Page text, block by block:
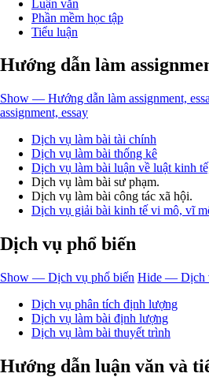
Luận văn
Phần mềm học tập
Tiểu luận
Hướng dẫn làm
Show — Hướng dẫn làm assignment,
assignment, essay
Dịch vụ làm bài tài chính
Dịch vụ làm bài thống kê
Dịch vụ làm bài luận về luật kinh
Dịch vụ làm bài sư phạm.
Dịch vụ làm bài công tác xã hội.
Dịch vụ giải bài kinh tế vi mô, vĩ
Dịch vụ phổ biến
Show — Dịch vụ phổ biến Hide — Dịch
Dịch vụ phân tích định lượng
Dịch vụ làm bài định lượng
Dịch vụ làm bài thuyết trình
Hướng dẫn luận văn và